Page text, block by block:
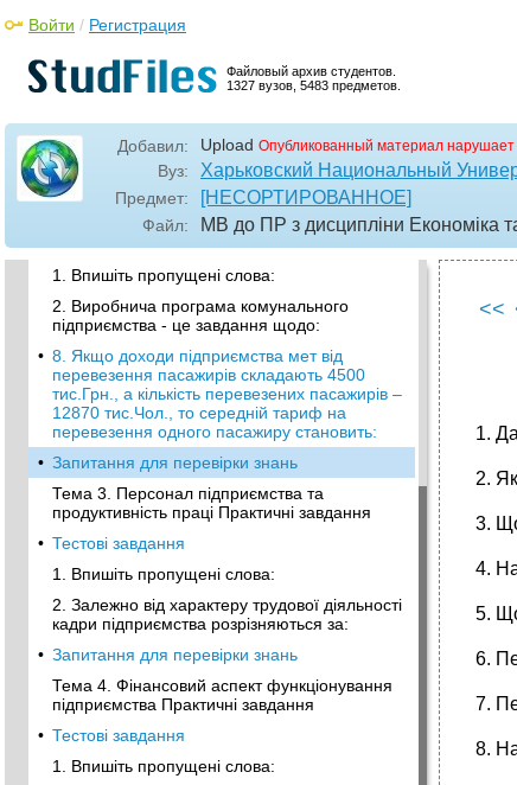
Файловый архив студентов.
1327 вузов, 5483 предметов.
Войти / Регистрация
Добавил: Upload Опубликованный материал
Вуз: Харьковский Национальный
Предмет: [НЕСОРТИРОВАННОЕ]
Файл: МВ до ПР з дисципліни Економіка
• 3. Розрізняють такі цілі діяльності
• Запитання для перевірки знань
потужність підприємства: основні поняття,
розрахунок, вплив виробничих фондів
Практичні завдання
• Таблиця 3. - Основні фонди трамвайного
Тестові завдання
1. Впишіть пропущені слова:
2. Виробнича програма комунального
підприємства - це завдання щодо:
• 8. Якщо доходи підприємства мет від
перевезення пасажирів складають 4500
тис.Грн., а кількість перевезених пасажирів –
12870 тис.Чол., то середній тариф на
перевезення одного пасажиру становить:
• Запитання для перевірки знань
Тема 3. Персонал підприємства та
продуктивність праці Практичні завдання
• Тестові завдання
1. Впишіть пропущені слова:
2. Залежно від характеру трудової діяльності
кадри підприємства розрізняються за:
• Запитання для перевірки знань
Тема 4. Фінансовий аспект функціонування
підприємства Практичні завдання
• Тестові завдання
1. Впишіть пропущені слова:
<<
1.
2.
3.
4.
5.
6.
7.
8.